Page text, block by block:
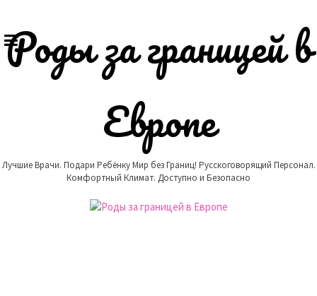
content
Роды за границей в
Европе
Лучшие Врачи. Подари Ребёнку Мир без Границ! Русскоговорящий Персонал.
Комфортный Климат. Доступно и Безопасно